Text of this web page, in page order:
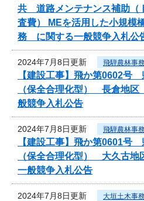
共 道路メンテナンス補助（
査費） MEを活用した小規模
務 に関する一般競争入札公
2024年7月8日更新 飛騨農林事
【建設工事】飛か第0602号
（保全合理化型） 長倉地
般競争入札公告
2024年7月8日更新 飛騨農林事
【建設工事】飛か第0601号
（保全合理化型） 大久古
一般競争入札公告
2024年7月8日更新 大垣土木事